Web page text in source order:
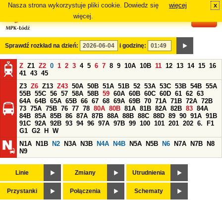
Nasza strona wykorzystuje pliki cookie. Dowiedz się
więcej.
więcej x
Sprawdź rozkład na dzień: i godzinę:
Z Z1 Z2 0 1 2 3 4 5 6 7 8 9 10A 10B 11 12 13 14 15 16
41 43 45
Z3 Z6 Z13 Z43 50A 50B 51A 51B 52 53A 53C 53B 54B 55A
55B 55C 56 57 58A 58B 59 60A 60B 60C 60D 61 62 63
64A 64B 65A 65B 66 67 68 69A 69B 70 71A 71B 72A 72B
73 75A 75B 76 77 78 80A 80B 81A 81B 82A 82B 83 84A
84B 85A 85B 86 87A 87B 88A 88B 88C 88D 89 90 91A 91B
91C 92A 92B 93 94 96 97A 97B 99 100 101 201 202 6.
F1
G1 G2 H
W
N1A
N1B N2 N3A N3B N4A N4B N5A N5B N6 N7A N7B
N8
N9
Linie Zmiany Utrudnienia
Przystanki Połączenia Schematy